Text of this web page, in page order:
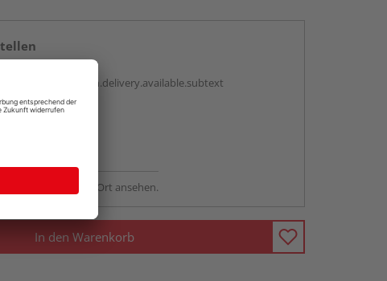
Ausstellung - vor Ort ansehen.
In den Warenkorb